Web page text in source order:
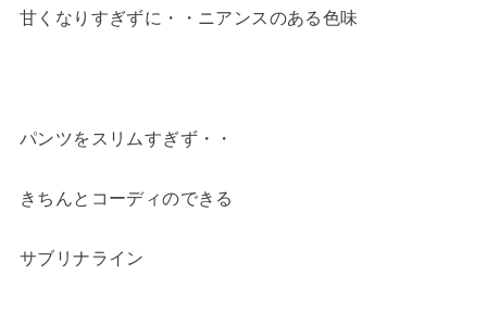
甘くなりすぎずに・・ニアンスのある色味
パンツをスリムすぎず・・
きちんとコーディのできる
サブリナライン